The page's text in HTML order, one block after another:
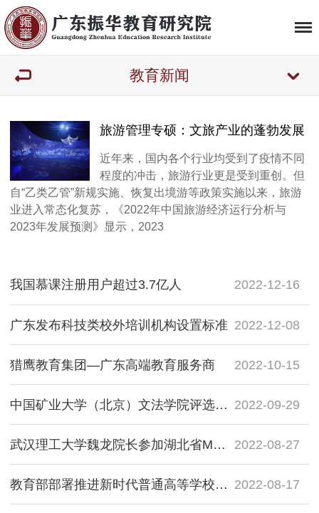
教育新闻
旅游管理专硕：文旅产业的蓬勃发展
近年来，国内各个行业均受到了疫情不同
程度的冲击，旅游行业更是受到重创。但
自“乙类乙管”新规实施、恢复出境游等政策实施以来，旅游
业进入常态化复苏，《2022年中国旅游经济运行分析与
2023年发展预测》显示，2023
我国慕课注册用户超过3.7亿人 2022-12-16
广东发布科技类校外培训机构设置标准 2022-12-08
猎鹰教育集团—广东高端教育服务商 2022-10-15
中国矿业大学（北京）文法学院评选院级优秀博士、硕士学位论文标准 2022-09-29
武汉理工大学魏龙院长参加湖北省MPA教指委工作会议 2022-08-27
教育部部署推进新时代普通高等学校学历继续教育改革 2022-08-17